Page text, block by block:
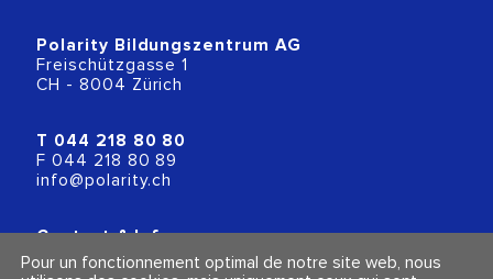
Polarity Bildungszentrum AG
Freischützgasse 1
CH - 8004 Zürich
T 044 218 80 80
F 044 218 80 89
info@polarity.ch
Contact & Info
Conditions générales
Pour un fonctionnement optimal de notre site web, nous